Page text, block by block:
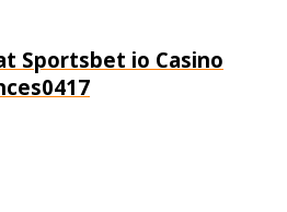
Sportsbet io Casino